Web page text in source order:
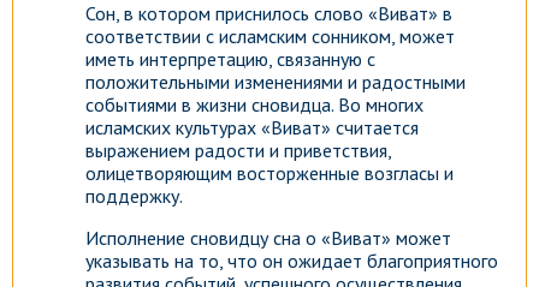
Сон, в котором приснилось слово «Виват» в
соответствии с исламским сонником, может
иметь интерпретацию, связанную с
положительными изменениями и радостными
событиями в жизни сновидца. Во многих
исламских культурах «Виват» считается
выражением радости и приветствия,
олицетворяющим восторженные возгласы и
поддержку.
Исполнение сновидцу сна о «Виват» может
указывать на то, что он ожидает благоприятного